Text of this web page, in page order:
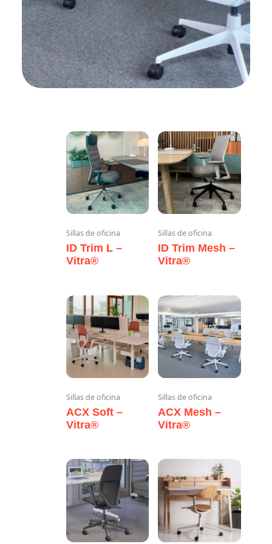
Sillas de oficina
ID Trim L –
Vitra®
Sillas de oficina
ID Trim Mesh –
Vitra®
Sillas de oficina
ACX Soft –
Vitra®
Sillas de oficina
ACX Mesh –
Vitra®